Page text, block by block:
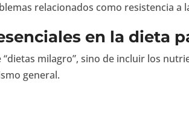
relacionados como resistencia a
en la dieta
milagro”, sino de incluir los
general.